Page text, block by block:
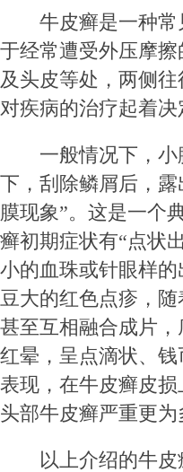
牛皮癣是一种常
于经常遭受外压摩
及头皮等处，两侧
对疾病的治疗起着
一般情况下，小
下，刮除鳞屑后，
膜现象”。这是一个
癣初期症状有“点状
小的血珠或针眼样
豆大的红色点疹，
甚至互相融合成片
红晕，呈点滴状、
表现，在牛皮癣皮
头部牛皮癣严重更
以上介绍的牛皮